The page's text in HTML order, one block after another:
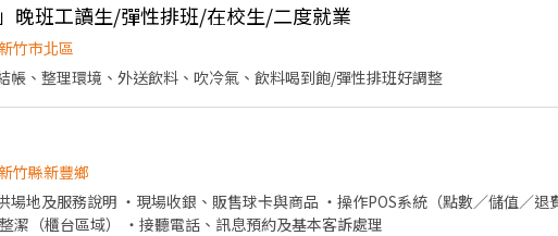
*上班時間須依門市實際貨量安排為主 ✔️ 配合區經排班，不挑日程、可穩定出勤
家店，跑點距離<16km ✔️實習期間，需可配合(早/晚)擇一與門市安排作業，俟實
🔸本職缺無法以現金發薪、亦無提前薪資機制（月底結薪，隔月15號匯款） 🔸務
者請勿投遞，避免雙方困擾 🔸若符合條件但門市未開缺，歡迎完成投遞步驟，填
名額有限，額滿即止！ 一起加入蝦皮店到店夜貓族團隊 💪🧡 . 【投遞步驟】 1. 填
2. 加入顧問官方帳號: https://lin.ee/3SUeDWM 3. 截圖小G, 告知應徵者「
上班日間(9:00-18:00)聯繫! - 📢**同時招募 ✨大台北區✨內勤辦公類型: 會計,財務
www.chickpt.com.tw/job-dqQ0MzW69moJ . 📢**同時招募 🦐全台蝦皮店到
職缺：https://www.chickpt.com.tw/job-Gqe03dgJZm32 . 📢**同時招募 ✨蝦皮
多職缺：https://www.chickpt.com.tw/job-wK20ayW620v9 . 📢**同時招募
晚班工讀生/彈性排班/在校生/二度就業
竹市北區
帳、整理環境、外送飲料、吹冷氣、飲料喝到飽/彈性排班好調整
竹縣新豐鄉
場地及服務說明 ・現場收銀、販售球卡與商品 ・操作POS系統（點數／儲值／退
潔（櫃台區域） ・接聽電話、訊息預約及基本客訴處理